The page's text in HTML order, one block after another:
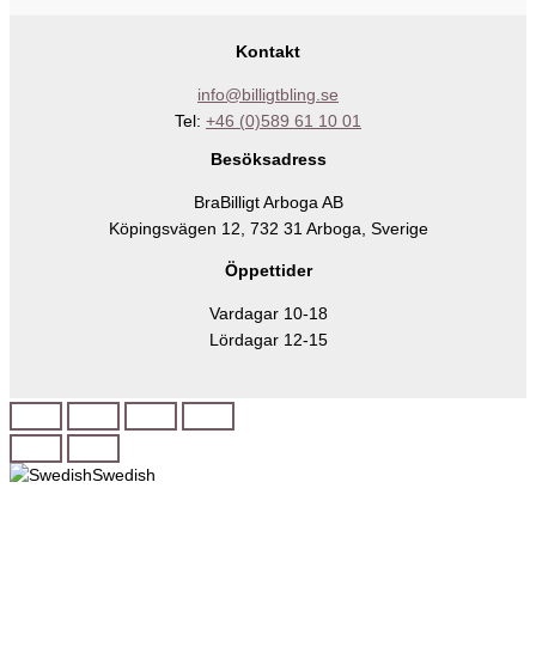
Kontakt
info@billigtbling.se
Tel: +46 (0)589 61 10 01
Besöksadress
BraBilligt Arboga AB
Köpingsvägen 12, 732 31 Arboga, Sverige
Öppettider
Vardagar 10-18
Lördagar 12-15
Swedish